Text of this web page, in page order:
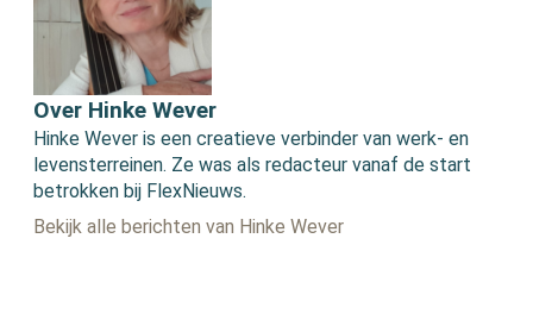
Over Hinke Wever
Hinke Wever is een creatieve verbinder van werk- en
levensterreinen. Ze was als redacteur vanaf de start
betrokken bij FlexNieuws.
Bekijk alle berichten van Hinke Wever